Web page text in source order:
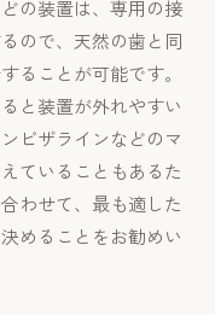
の装置は、専用の接
ので、天然の歯と同
ることが可能です。
と装置が外れやすい
ビザラインなどのマ
ていることもあるた
わせて、最も適した
めることをお勧めい